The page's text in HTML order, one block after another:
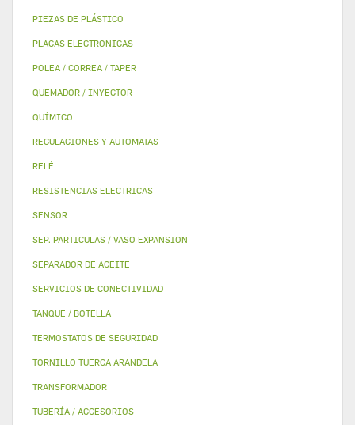
PIEZAS DE PLÁSTICO
PLACAS ELECTRONICAS
POLEA / CORREA / TAPER
QUEMADOR / INYECTOR
QUÍMICO
REGULACIONES Y AUTOMATAS
RELÉ
RESISTENCIAS ELECTRICAS
SENSOR
SEP. PARTICULAS / VASO EXPANSION
SEPARADOR DE ACEITE
SERVICIOS DE CONECTIVIDAD
TANQUE / BOTELLA
TERMOSTATOS DE SEGURIDAD
TORNILLO TUERCA ARANDELA
TRANSFORMADOR
TUBERÍA / ACCESORIOS